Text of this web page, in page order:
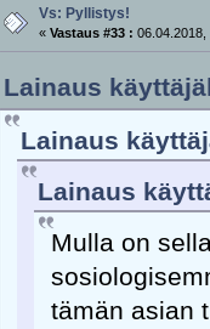
Vs: Pyllistys!
« Vastaus #33 : 06.04.2018,
Lainaus
Lainaus
Lainaus
Mulla on
tämän asian